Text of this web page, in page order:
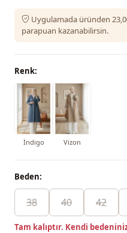
Uygulamada üründen
parapuan kazanabilirsin.
Renk:
İndigo Vizon
Beden:
38 40 42
Tam kalıptır. Kendi